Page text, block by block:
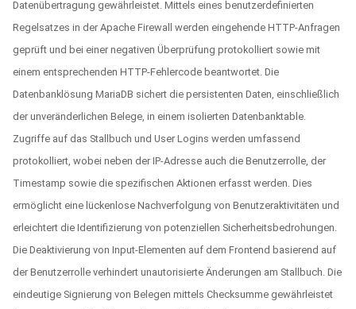
Datenübertragung gewährleistet. Mittels eines benutzerdefinierten
Regelsatzes in der Apache Firewall werden eingehende HTTP-Anfragen
geprüft und bei einer negativen Überprüfung protokolliert sowie mit
einem entsprechenden HTTP-Fehlercode beantwortet. Die
Datenbanklösung MariaDB sichert die persistenten Daten, einschließlich
der unveränderlichen Belege, in einem isolierten Datenbanktable.
Zugriffe auf das Stallbuch und User Logins werden umfassend
protokolliert, wobei neben der IP-Adresse auch die Benutzerrolle, der
Timestamp sowie die spezifischen Aktionen erfasst werden. Dies
ermöglicht eine lückenlose Nachverfolgung von Benutzeraktivitäten und
erleichtert die Identifizierung von potenziellen Sicherheitsbedrohungen.
Die Deaktivierung von Input-Elementen auf dem Frontend basierend auf
der Benutzerrolle verhindert unautorisierte Änderungen am Stallbuch. Die
eindeutige Signierung von Belegen mittels Checksumme gewährleistet